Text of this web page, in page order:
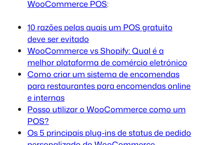
WooCommerce POS:
10 razões pelas quais um POS gratuito
deve ser evitado
WooCommerce vs Shopify: Qual é a
melhor plataforma de comércio eletrónico
Como criar um sistema de encomendas
para restaurantes para encomendas online
e internas
Posso utilizar o WooCommerce como um
POS?
Os 5 principais plug-ins de status de pedido